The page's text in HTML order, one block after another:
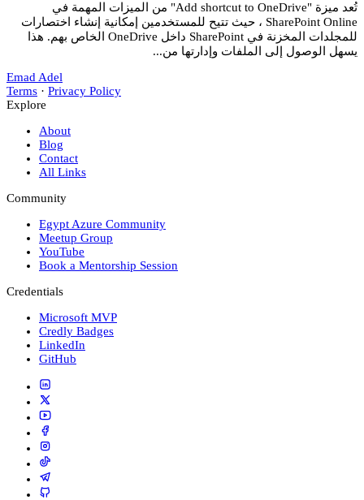
تُعد ميزة "Add shortcut to OneDrive" من الميزات المهمة في
SharePoint Online ، حيث تتيح للمستخدمين إمكانية إنشاء اختصارات
للمجلدات المخزنة في SharePoint داخل OneDrive الخاص بهم. هذا
يسهل الوصول إلى الملفات وإدارتها من...
Emad Adel
Terms · Privacy Policy
Explore
About
Blog
Contact
All Links
Community
Egypt Azure Community
Meetup Group
YouTube
Book a Mentorship Session
Credentials
Microsoft MVP
Credly Badges
LinkedIn
GitHub